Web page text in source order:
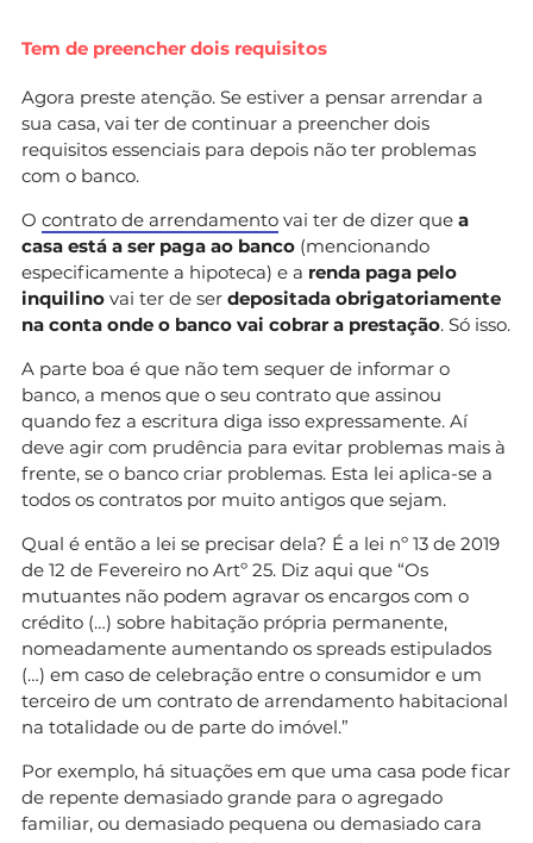
Tem de preencher dois requisitos
Agora preste atenção. Se estiver a pensar arrendar a
sua casa, vai ter de continuar a preencher dois
requisitos essenciais para depois não ter problemas
com o banco.
O contrato de arrendamento vai ter de dizer que a
casa está a ser paga ao banco (mencionando
especificamente a hipoteca) e a renda paga pelo
inquilino vai ter de ser depositada obrigatoriamente
na conta onde o banco vai cobrar a prestação. Só isso.
A parte boa é que não tem sequer de informar o
banco, a menos que o seu contrato que assinou
quando fez a escritura diga isso expressamente. Aí
deve agir com prudência para evitar problemas mais à
frente, se o banco criar problemas. Esta lei aplica-se a
todos os contratos por muito antigos que sejam.
Qual é então a lei se precisar dela? É a lei nº 13 de 2019
de 12 de Fevereiro no Artº 25. Diz aqui que “Os
mutuantes não podem agravar os encargos com o
crédito (…) sobre habitação própria permanente,
nomeadamente aumentando os spreads estipulados
(…) em caso de celebração entre o consumidor e um
terceiro de um contrato de arrendamento habitacional
na totalidade ou de parte do imóvel.”
Por exemplo, há situações em que uma casa pode ficar
de repente demasiado grande para o agregado
familiar, ou demasiado pequena ou demasiado cara